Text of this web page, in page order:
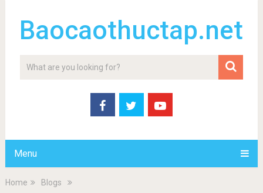
Baocaothuctap.net
Menu
Home
Blogs